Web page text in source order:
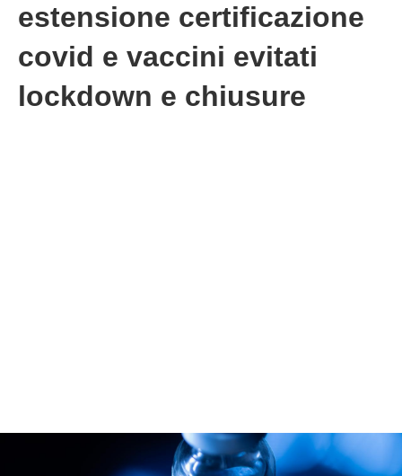
estensione certificazione
covid e vaccini evitati
lockdown e chiusure